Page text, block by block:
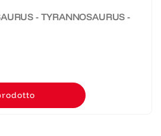
- TYRANNOSAURUS -